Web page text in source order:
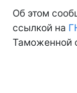
Об этом
ссылкой на
Таможенной